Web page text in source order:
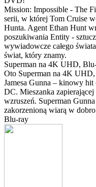
Mission: Impossible - The
serii, w której Tom Cruise
Hunta. Agent Ethan Hunt
poszukiwania Entity -
wywiadowcze całego
świat, który znamy.
Superman na 4K UHD,
Oto Superman na 4K
Jamesa Gunna – kinowy
DC. Mieszanka
wzruszeń. Superman
zakorzenioną wiarą w
Blu-ray